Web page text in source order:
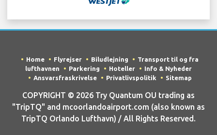
Home Flyrejser Biludlejning
Transport til og fra
lufthavnen
Parkering Hoteller
Info & Nyheder
Ansvarsfraskrivelse
Privatlivspolitik Sitemap
COPYRIGHT © 2026 Try Quantum OU trading as
"TripTQ" and mcoorlandoairport.com (also known as
TripTQ Orlando Lufthavn) / All Rights Reserved.